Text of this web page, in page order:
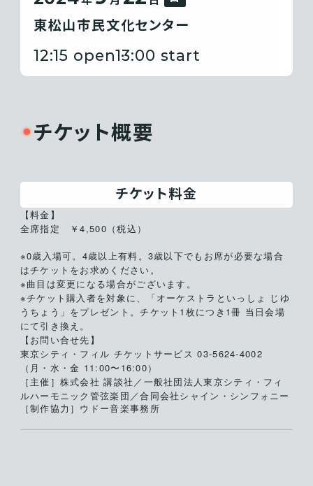
東松山市民文化センター
12:15 open13:00 start
チケット概要
チケット料金
【料金】
全席指定 ￥4,500（税込）
※0歳入場可。4歳以上有料。3歳以下でもお席が必要な場合
はチケットをお求めください。
※曲目は変更になる場合がございます。
※チケット購入者を対象に、「オーケストラといっしょ じゆ
うちょう」をプレゼント。チケット1枚につき1冊 当日会場
にて引き換え。
【お問い合せ先】
東京シティ・フィル チケットサービス 03-5624-4002
（月・水・金 11:00〜16:00）
［主催］株式会社 講談社／一般社団法人東京シティ・フィ
ルハーモニック管弦楽団／合同会社シャイン・シンフォニー
［制作協力］ウドー音楽事務所